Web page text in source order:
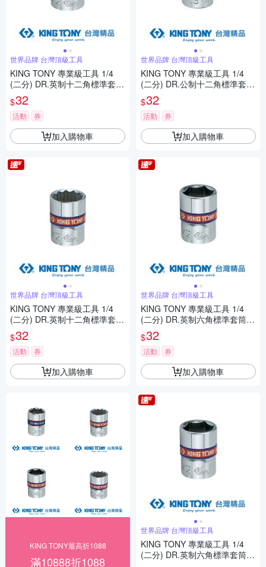
世界品牌 台灣頂級工具
KING TONY 專業級工具 1/4
(二分) DR.英制十二角標準套筒
5/16inch (233010S)
$32
活動 券
加入購物車
世界品牌 台灣頂級工具
KING TONY 專業級工具 1/4
(二分) DR.英制十二角標準套筒
7/32inch (233007S)
$32
活動 券
加入購物車
KING TONY最高折1088
滿10888折1088
世界品牌 台灣頂級工具
KING TONY 專業級工具 1/4
(二分) DR.公制十二角標準套筒
(4/4.5/5/5.5/6/7/8mm) (2330
M)
$32
活動 券
加入購物車
世界品牌 台灣頂級工具
KING TONY 專業級工具 1/4
(二分) DR.英制六角標準套筒 5/
32inch (233505S)
$32
活動 券
加入購物車
世界品牌 台灣頂級工具
KING TONY 專業級工具 1/4
(二分) DR.英制六角標準套筒 9/